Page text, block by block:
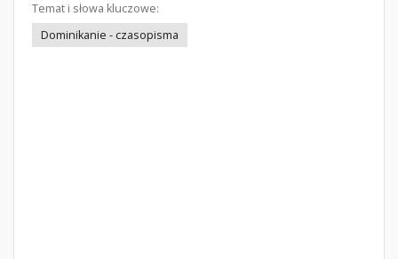
Temat i słowa kluczowe:
Dominikanie - czasopisma